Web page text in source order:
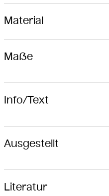
Material
Maße
Info/Text
Ausgestellt
Literatur